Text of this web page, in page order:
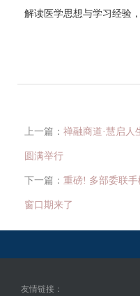
解读医学思想与学习经验
上一篇： 禅融商道·慧启人
圆满举行
下一篇： 重磅! 多部委联
窗口期来了
友情链接：